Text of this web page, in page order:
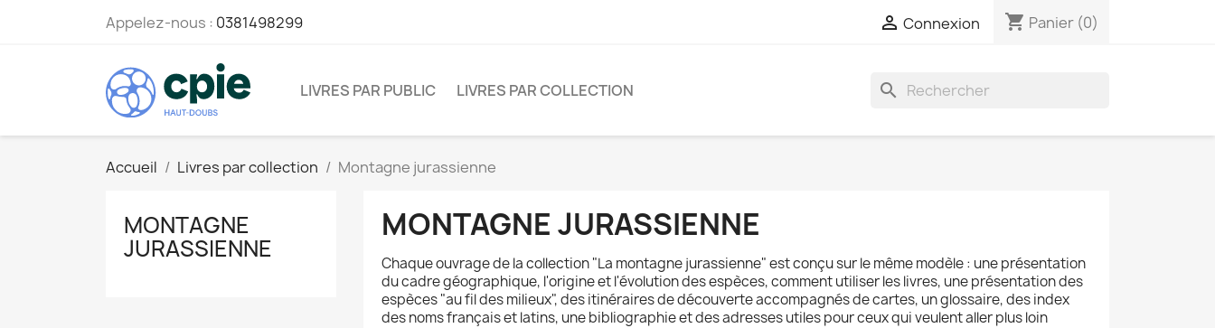
Appelez-nous : 0381498299  Connexion shopping_cart Panier (0)
LIVRES PAR PUBLIC LIVRES PAR COLLECTION search
Accueil Livres par collection Montagne jurassienne
MONTAGNE
JURASSIENNE
MONTAGNE JURASSIENNE
Chaque ouvrage de la collection "La montagne jurassienne" est conçu sur le même modèle : une présentation
du cadre géographique, l'origine et l'évolution des espèces, comment utiliser les livres, une présentation des
espèces "au fil des milieux", des itinéraires de découverte accompagnés de cartes, un glossaire, des index
des noms français et latins, une bibliographie et des adresses utiles pour ceux qui veulent aller plus loin